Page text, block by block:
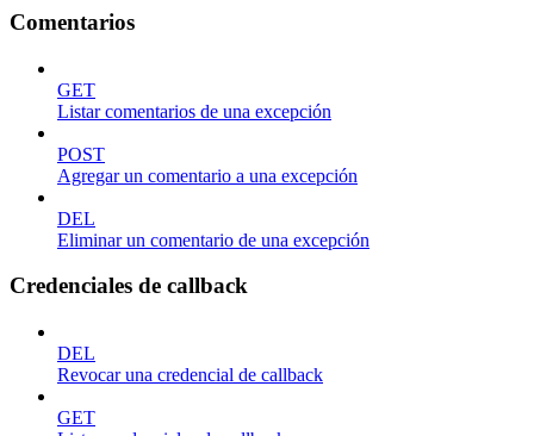
Comentarios
GET
Listar comentarios de una excepción
POST
Agregar un comentario a una excepción
DEL
Eliminar un comentario de una excepción
Credenciales de callback
DEL
Revocar una credencial de callback
GET